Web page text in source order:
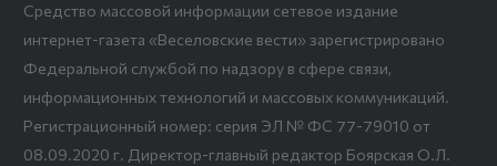
Средство массовой информации сетевое издание
интернет-газета «Веселовские вести» зарегистрировано
Федеральной службой по надзору в сфере связи,
информационных технологий и массовых коммуникаций.
Регистрационный номер: серия ЭЛ № ФС 77-79010 от
08.09.2020 г. Директор-главный редактор Боярская О.Л.